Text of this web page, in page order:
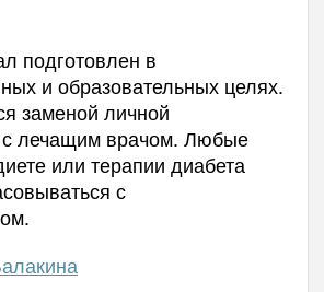
подготовлен в
и образовательных целях.
заменой личной
с лечащим врачом. Любые
или терапии диабета
с